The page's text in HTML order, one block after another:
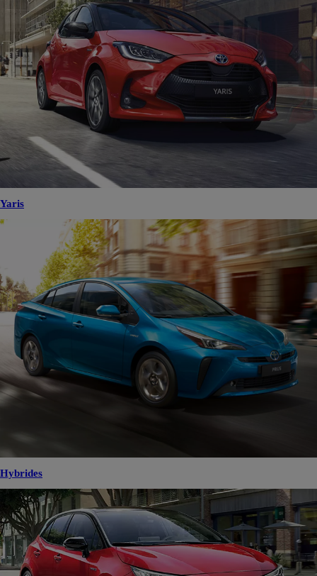
Yaris
Hybrides